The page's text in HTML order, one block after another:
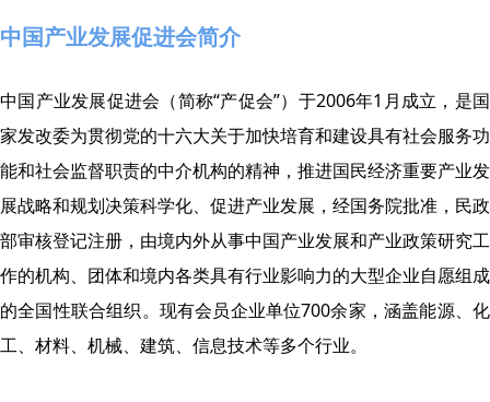
中国产业发展促进会简介
中国产业发展促进会（简称“产促会”）于2006年1月成立，是国
家发改委为贯彻党的十六大关于加快培育和建设具有社会服务功
能和社会监督职责的中介机构的精神，推进国民经济重要产业发
展战略和规划决策科学化、促进产业发展，经国务院批准，民政
部审核登记注册，由境内外从事中国产业发展和产业政策研究工
作的机构、团体和境内各类具有行业影响力的大型企业自愿组成
的全国性联合组织。现有会员企业单位700余家，涵盖能源、化
工、材料、机械、建筑、信息技术等多个行业。